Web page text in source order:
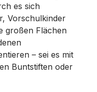
es sich
Vorschulkinder
großen Flächen
– sei es mit
Buntstiften oder